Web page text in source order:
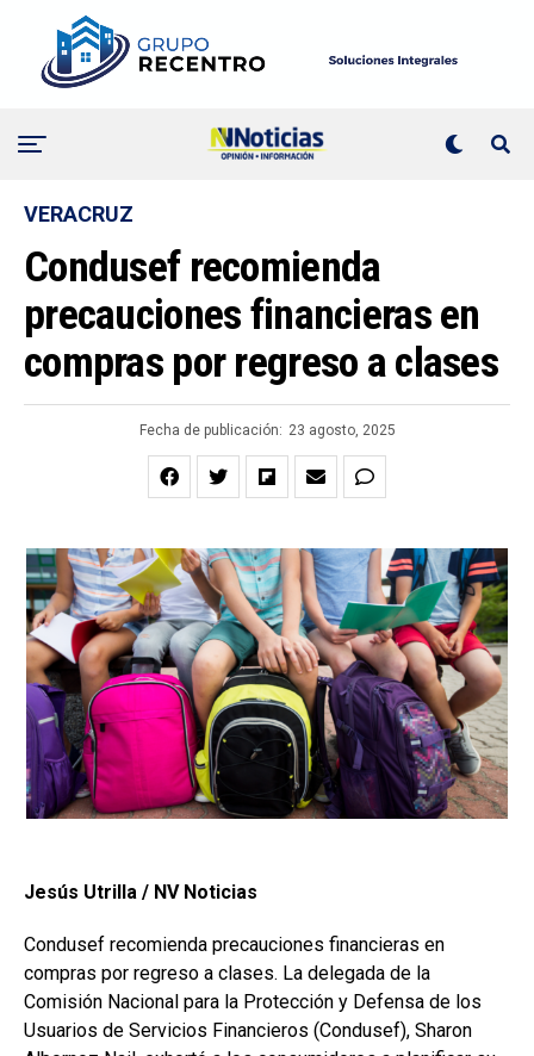
VERACRUZ
Condusef recomienda
precauciones financieras en
compras por regreso a clases
Fecha de publicación: 23 agosto, 2025
Jesús Utrilla / NV Noticias
Condusef recomienda precauciones financieras en
compras por regreso a clases. La delegada de la
Comisión Nacional para la Protección y Defensa de los
Usuarios de Servicios Financieros (Condusef), Sharon